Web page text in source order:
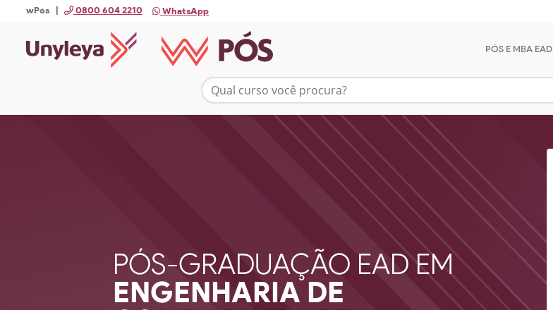
wPós | 0800 604 2210 WhatsApp
PÓS E MBA EAD
PÓS-GRADUAÇÃO EAD EM
ENGENHARIA DE